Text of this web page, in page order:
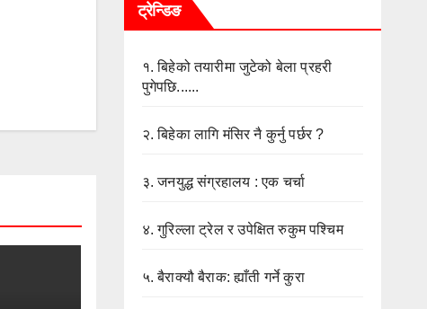
ट्रेन्डिङ
१.बिहेको तयारीमा जुटेको बेला प्रहरी
पुगेपछि......
२.बिहेका लागि मंसिर नै कुर्नु पर्छर ?
३.जनयुद्ध संग्रहालय : एक चर्चा
४.गुरिल्ला ट्रेल र उपेक्षित रुकुम पश्चिम
५.बैराक्यौ बैराक: ह्याँती गर्ने कुरा